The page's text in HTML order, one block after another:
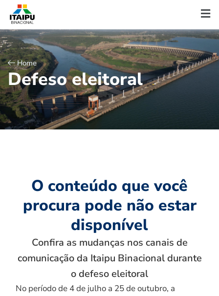
Home
Defeso eleitoral
O conteúdo que você
procura pode não estar
disponível
Confira as mudanças nos canais de
comunicação da Itaipu Binacional durante
o defeso eleitoral
No período de 4 de julho a 25 de outubro, a